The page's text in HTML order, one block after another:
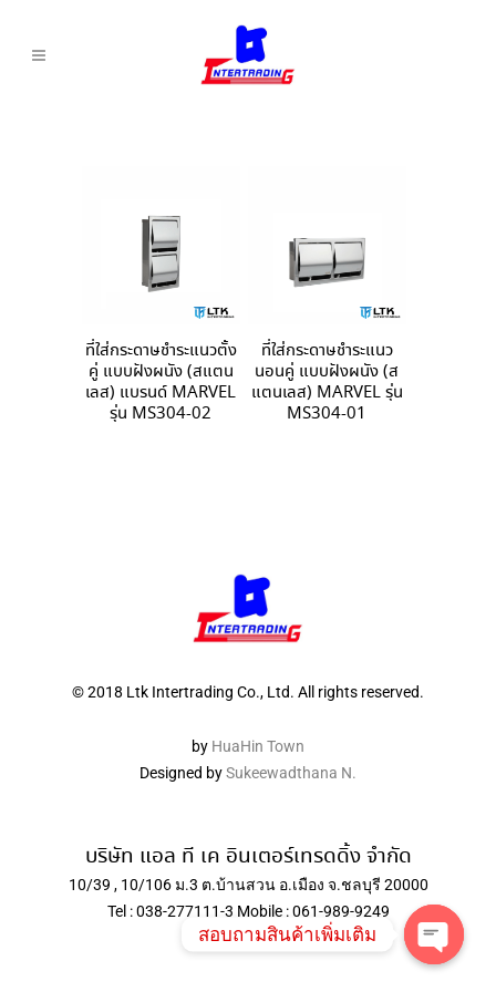
ที่ใส่กระดาษชำระแนวตั้ง
คู่ แบบฝังผนัง (สแตน
เลส) แบรนด์ MARVEL
รุ่น MS304-02
ที่ใส่กระดาษชำระแนว
นอนคู่ แบบฝังผนัง (ส
แตนเลส) MARVEL รุ่น
MS304-01
© 2018 Ltk Intertrading Co., Ltd. All rights reserved.
by HuaHin Town
Designed bySukeewadthana N.
บริษัท แอล ที เค อินเตอร์เทรดดิ้ง จำกัด
10/39 , 10/106 ม.3 ต.บ้านสวน อ.เมือง จ.ชลบุรี 20000
Tel : 038-277111-3 Mobile : 061-989-9249
สอบถามสินค้าเพิ่มเติม
Open